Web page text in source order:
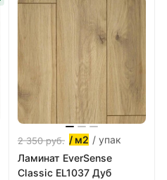
2 350руб. / м2 / упак
Ламинат EverSense
Classic EL1037 Дуб